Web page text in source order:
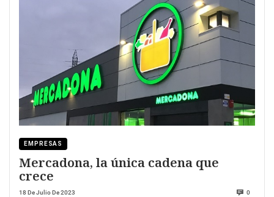
EMPRESAS
Mercadona, la única cadena que
crece
18 De Julio De 2023 0